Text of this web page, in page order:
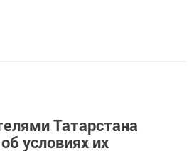
Татарстана
условиях их